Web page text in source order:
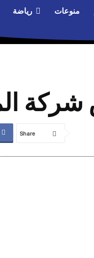
منوعات رياضة
شركة
Share